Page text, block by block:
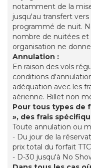
notamment de la
jusqu'au transfert
programmé de nuit.
nombre de nuitées
organisation ne
Annulation :
En raison des vols
conditions
adéquation avec les
aérienne. Billet non
Pour tous types de
», des frais
Toute annulation ou
- Du jour de la
prix total du forfait TTC
- D-30 jusqu'à No